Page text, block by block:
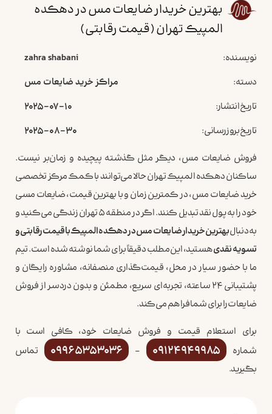
بهترین خریدار ضایعات مس در دهکده
المپیک تهران (قیمت رقابتی)
نویسنده:
zahra shabani
دسته:
مراکز خرید ضایعات مس
تاریخ انتشار:
2025-07-10
تاریخ بروزرسانی:
2025-08-30
فروش ضایعات مس، دیگر مثل گذشته پیچیده و زمان‌بر نیست.
ساکنان دهکده المپیک تهران حالا می‌توانند با کمک مرکز تخصصی
خرید ضایعات مس، در کمترین زمان و با بهترین قیمت، ضایعات مسی
خود را به پول نقد تبدیل کنند. اگر در منطقه ۵ تهران زندگی می‌کنید و
به دنبالبهترین خریدار ضایعات مس در دهکده المپیک با قیمت رقابتی و
تسویه نقدیهستید، این مطلب دقیقاً برای شما نوشته شده است. تیم
ما با حضور سیار در محل، قیمت‌گذاری منصفانه، مشاوره رایگان و
پشتیبانی ۲۴ ساعته، تجربه‌ای سریع، مطمئن و بدون دردسر از فروش
ضایعات را برای شما فراهم می‌کند.
برای استعلام قیمت و فروش ضایعات خود، کافی است با
شماره 09124949985
–
09965353036
تماس
بگیرید.